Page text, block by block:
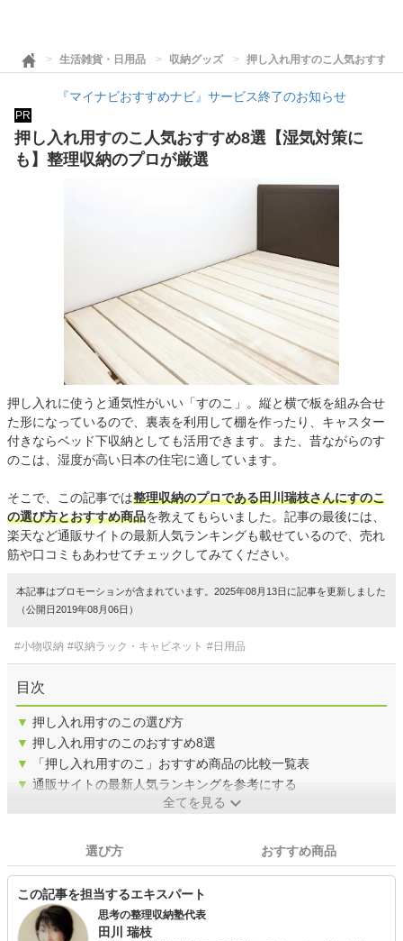
生活雑貨・日用品 収納グッズ 押し入れ用すのこ人気おすす
『マイナビおすすめナビ』サービス終了のお知らせ
PR
押し入れ用すのこ人気おすすめ8選【湿気対策に
も】整理収納のプロが厳選
押し入れに使うと通気性がいい「すのこ」。縦と横で板を組み合せ
た形になっているので、裏表を利用して棚を作ったり、キャスター
付きならベッド下収納としても活用できます。また、昔ながらのす
のこは、湿度が高い日本の住宅に適しています。
そこで、この記事では整理収納のプロである田川瑞枝さんにすのこ
の選び方とおすすめ商品を教えてもらいました。記事の最後には、
楽天など通販サイトの最新人気ランキングも載せているので、売れ
筋や口コミもあわせてチェックしてみてください。
本記事はプロモーションが含まれています。2025年08月13日に記事を更新しました
（公開日2019年08月06日）
#小物収納 #収納ラック・キャビネット #日用品
目次
▼ 押し入れ用すのこの選び方
▼ 押し入れ用すのこのおすすめ8選
▼
「押し入れ用すのこ」おすすめ商品の比較一覧表
▼ 通販サイトの最新人気ランキングを参考にする
全てを見る
選び方 おすすめ商品
この記事を担当するエキスパート
思考の整理収納塾代表
田川 瑞枝